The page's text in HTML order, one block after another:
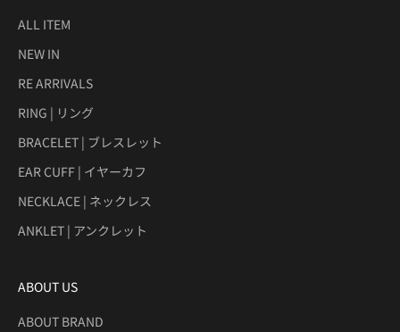
ALL ITEM
NEW IN
RE ARRIVALS
RING | リング
BRACELET | ブレスレット
EAR CUFF | イヤーカフ
NECKLACE | ネックレス
ANKLET | アンクレット
ABOUT US
ABOUT BRAND